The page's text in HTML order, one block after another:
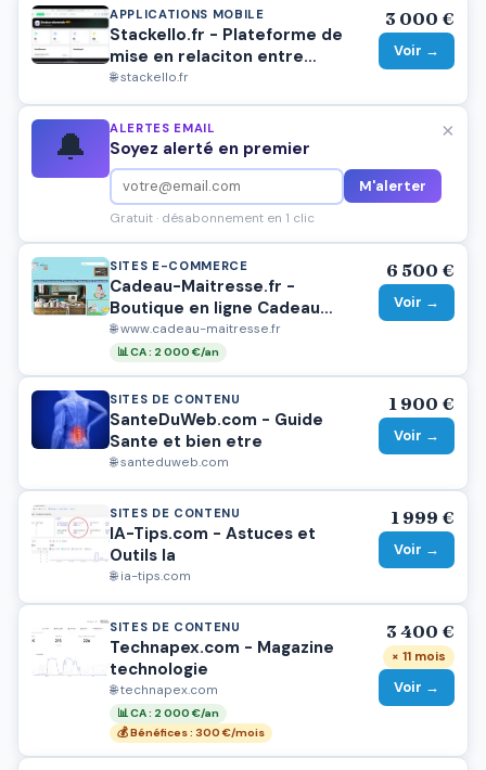
APPLICATIONS MOBILE
Stackello.fr - Plateforme de
mise en relaciton entre
développeurs freelances et
agences web
🌐 stackello.fr
3 000 €
Voir →
🔔 ALERTES EMAIL
Soyez alerté en premier
M'alerter
Gratuit · désabonnement en 1 clic
×
SITES E-COMMERCE
Cadeau-Maitresse.fr -
Boutique en ligne Cadeau
Maitresse ancienneté 10 ans
🌐 www.cadeau-maitresse.fr
📊 CA : 2 000 €/an
6 500 €
Voir →
SITES DE CONTENU
SanteDuWeb.com - Guide
Sante et bien etre
🌐 santeduweb.com
1 900 €
Voir →
SITES DE CONTENU
IA-Tips.com - Astuces et
Outils Ia
🌐 ia-tips.com
1 999 €
Voir →
SITES DE CONTENU
Technapex.com - Magazine
technologie
🌐 technapex.com
📊 CA : 2 000 €/an
💰 Bénéfices : 300 €/mois
3 400 €
× 11 mois
Voir →